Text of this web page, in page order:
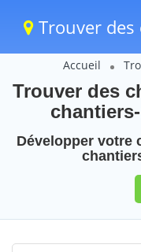
Trouver
Accueil
Trouver des
Développer votre